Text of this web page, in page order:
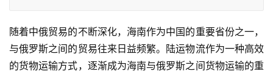
随着中俄贸易的不断深化，海南作为中国的重要省份之一，
与俄罗斯之间的贸易往来日益频繁。陆运物流作为一种高效
的货物运输方式，逐渐成为海南与俄罗斯之间货物运输的重